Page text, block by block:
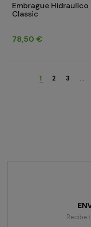
Embrague Hidraulico
Classic
Precio
78,50 €
1 2 3 …
Recibe